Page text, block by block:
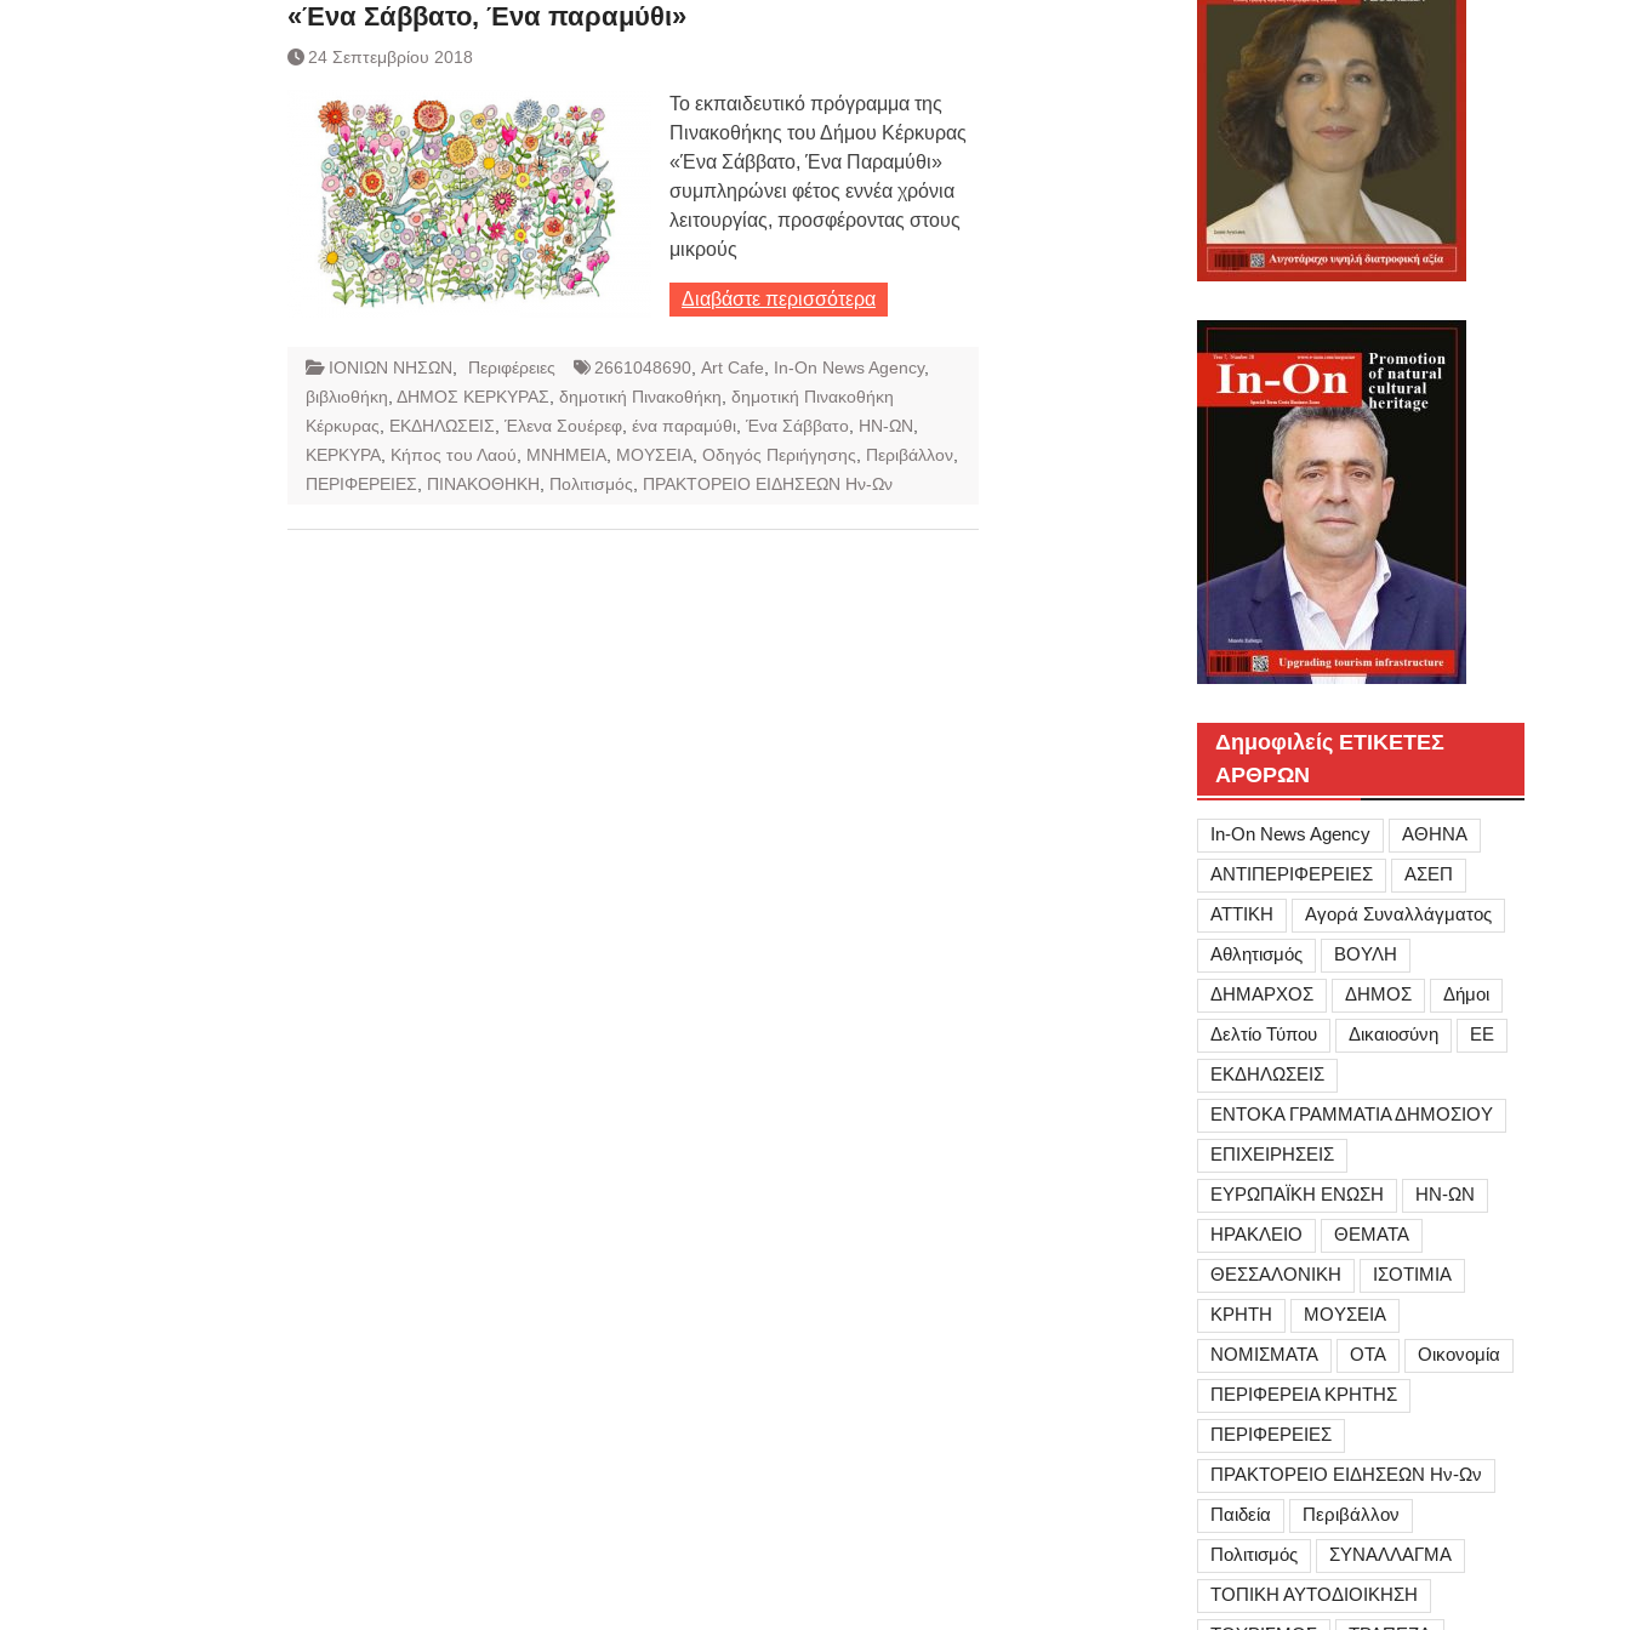
Συναλλάγματος &
Τραπεζογραμματίων 7-3-2019
Συναλλάγματος &
Τραπεζογραμματίων 4-3-2019
Κάθοδος αγροτών
«Ένα Σάββατο, Ένα παραμύθι»
24 Σεπτεμβρίου 2018
Το εκπαιδευτικό πρόγραμμα της
Πινακοθήκης του Δήμου Κέρκυρας
«Ένα Σάββατο, Ένα Παραμύθι»
συμπληρώνει φέτος εννέα χρόνια
λειτουργίας, προσφέροντας στους
μικρούς
Διαβάστε περισσότερα
ΙΟΝΙΩΝ ΝΗΣΩΝ Περιφέρειες 2661048690 Art Cafe In-On News Agency,
βιβλιοθήκη ΔΗΜΟΣ ΚΕΡΚΥΡΑΣ δημοτική Πινακοθήκη δημοτική Πινακοθήκη
Κέρκυρας
ΕΚΔΗΛΩΣΕΙΣ Έλενα Σουέρεφ ένα παραμύθι Ένα Σάββατο ΗΝ-ΩΝ
ΚΕΡΚΥΡΑ Κήπος του Λαού ΜΝΗΜΕΙΑ ΜΟΥΣΕΙΑ Οδηγός Περιήγησης Περιβάλλον
ΠΕΡΙΦΕΡΕΙΕΣ
ΠΙΝΑΚΟΘΗΚΗ Πολιτισμός ΠΡΑΚΤΟΡΕΙΟ ΕΙΔΗΣΕΩΝ Ην-Ων
Δημοφιλείς ΕΤΙΚΕΤΕΣ
ΑΡΘΡΩΝ
In-On News Agency
ΑΘΗΝΑ
ΑΝΤΙΠΕΡΙΦΕΡΕΙΕΣ
ΑΣΕΠ
ΑΤΤΙΚΗ
Αγορά Συναλλάγματος
Αθλητισμός
ΒΟΥΛΗ
ΔΗΜΑΡΧΟΣ
ΔΗΜΟΣ
Δήμοι
Δελτίο Τύπου
Δικαιοσύνη
ΕΕ
ΕΚΔΗΛΩΣΕΙΣ
ΕΝΤΟΚΑ ΓΡΑΜΜΑΤΙΑ ΔΗΜΟΣΙΟΥ
ΕΠΙΧΕΙΡΗΣΕΙΣ
ΕΥΡΩΠΑΪΚΗ ΕΝΩΣΗ
ΗΝ-ΩΝ
ΗΡΑΚΛΕΙΟ
ΘΕΜΑΤΑ
ΘΕΣΣΑΛΟΝΙΚΗ
ΙΣΟΤΙΜΙΑ
ΚΡΗΤΗ
ΜΟΥΣΕΙΑ
ΝΟΜΙΣΜΑΤΑ
ΟΤΑ
Οικονομία
ΠΕΡΙΦΕΡΕΙΑ ΚΡΗΤΗΣ
ΠΕΡΙΦΕΡΕΙΕΣ
ΠΡΑΚΤΟΡΕΙΟ ΕΙΔΗΣΕΩΝ Ην-Ων
Παιδεία
Περιβάλλον
Πολιτισμός
ΣΥΝΑΛΛΑΓΜΑ
ΤΟΠΙΚΗ ΑΥΤΟΔΙΟΙΚΗΣΗ